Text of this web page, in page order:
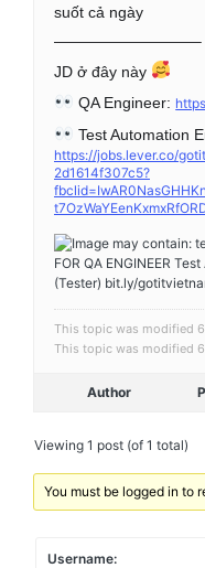
suốt cả ngày
—————————–
JD ở đây này
QA Engineer:
https://jobs.lever.co/
2d1614f307c5?
This topic was modified
This topic was modified
Author
Viewing 1 post (of 1 total)
You must be logged in to
Username: